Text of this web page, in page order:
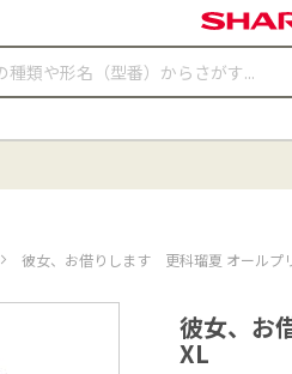
彼女、お借りします 更科瑠夏 オールプ
彼女、お
XL